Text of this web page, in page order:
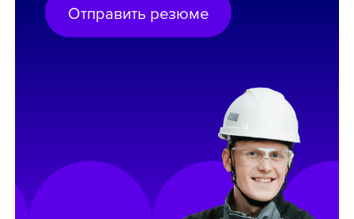
Отправить резюме